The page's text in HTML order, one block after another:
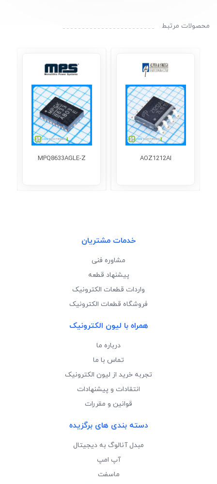
محصولات مرتبط
AOZ1212AI
MPQ8633AGLE-Z
خدمات مشتریان
مشاوره فنی
پیشنهاد قطعه
واردات قطعات الکترونیک
فروشگاه قطعات الکترونیک
همراه با لیون الکترونیک
درباره ما
تماس با ما
تجربه خرید از لیون الکترونیک
انتقادات و پیشنهادات
قوانین و مقررات
دسته بندی های برگزیده
مبدل آنالوگ به دیجیتال
آپ امپ
ماسفت